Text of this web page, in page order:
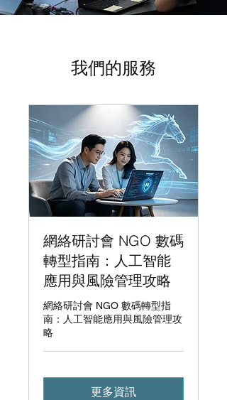
我們的服務
網絡研討會 NGO 數碼
轉型指南：人工智能
應用與風險管理攻略
網絡研討會 NGO 數碼轉型指
南：人工智能應用與風險管理攻
略
更多資訊